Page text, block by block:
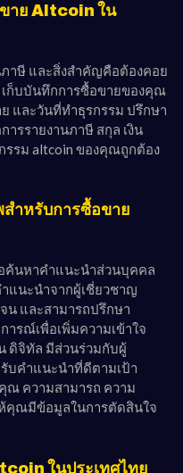
าย Altcoin ใน
าษี และสิ่งสำคัญคือต้องคอย
ก็บบันทึกการซื้อขายของคุณ
และวันที่ทำธุรกรรม ปรึกษา
รรายงานภาษี สกุล เงิน
รรม altcoin ของคุณถูกต้อง
ำหรับการซื้อขาย
ค้นหาคำแนะนำส่วนบุคคล
ำแนะนำจากผู้เชี่ยวชาญ
น และสามารถปรึกษา
ารณ์เพื่อเพิ่มความเข้าใจ
ดิจิทัล มีส่วนร่วมกับผู้
บคำแนะนำที่ดีตามเป้า
ณ ความสามารถ ความ
คุณมีข้อมูลในการตัดสินใจ
ในประเทศไทย